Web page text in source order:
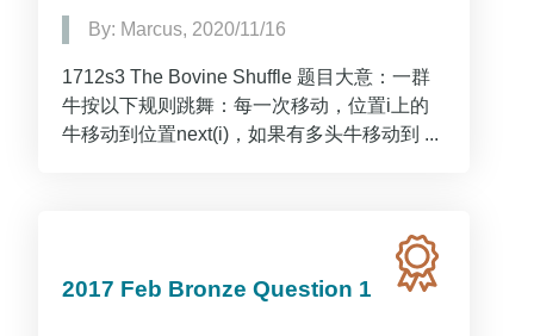
By: Marcus, 2020/11/16
1712s3 The Bovine Shuffle 题目大意：一群
牛按以下规则跳舞：每一次移动，位置i上的
牛移动到位置next(i)，如果有多头牛移动到 ...
2017 Feb Bronze Question 1